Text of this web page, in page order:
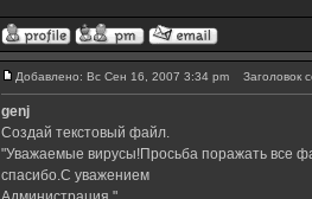
Добавлено: Вс Сен 16, 2007 3:34 pm Заголовок
genj
Создай текстовый файл.
"Уважаемые вирусы!Просьба поражать все
спасибо.С уважением